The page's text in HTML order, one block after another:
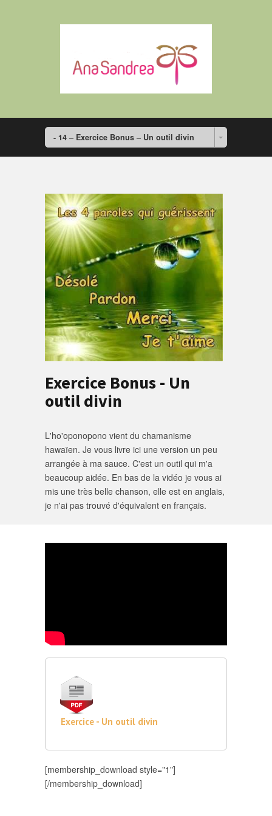
- 14 – Exercice Bonus – Un outil divin
Exercice Bonus - Un
outil divin
L'ho'oponopono vient du chamanisme
hawaïen. Je vous livre ici une version un peu
arrangée à ma sauce. C'est un outil qui m'a
beaucoup aidée. En bas de la vidéo je vous ai
mis une très belle chanson, elle est en anglais,
je n'ai pas trouvé d'équivalent en français.
Exercice - Un outil divin
[membership_download style="1"]
[/membership_download]